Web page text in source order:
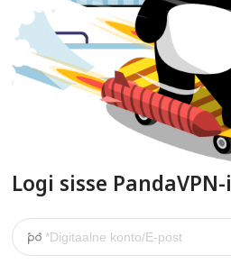
Logi sisse PandaVPN-i